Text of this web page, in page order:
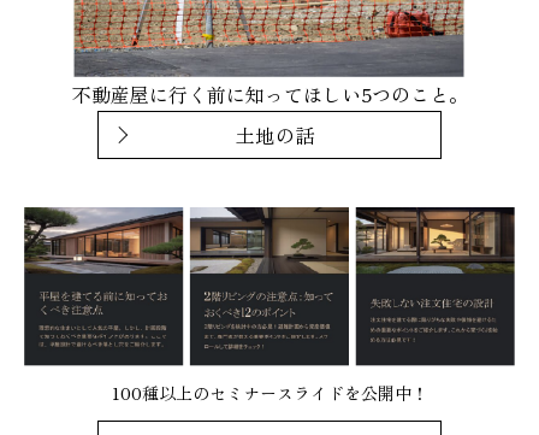
不動産屋に行く前に知ってほしい5つのこと。
土地の話
100種以上のセミナースライドを公開中！